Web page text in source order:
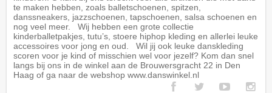
te maken hebben, zoals balletschoenen, spitzen,
danssneakers, jazzschoenen, tapschoenen, salsa schoenen en
nog veel meer. Wij hebben een grote collectie
kinderballetpakjes, tutu’s, stoere hiphop kleding en allerlei leuke
accessoires voor jong en oud. Wil jij ook leuke danskleding
scoren voor je kind of misschien wel voor jezelf? Kom dan snel
langs bij ons in de winkel aan de Brouwersgracht 22 in Den
Haag of ga naar de webshop www.danswinkel.nl